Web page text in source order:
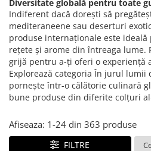
Condimente turcesti
Ghimbir murat la borcan
Alge Nori
Supa miso
Diversitate globală pentru toate
Indiferent dacă dorești să
mediteraneene sau deserturi
produse internaționale este
rețete și arome din întreaga lume.
grijă pentru a-ți oferi o experiență
Explorează categoria În jurul lumii
pornește într-o călătorie culinară
bune produse din diferite colțuri
Afiseaza: 1-24 din 363 produse
FILTRE